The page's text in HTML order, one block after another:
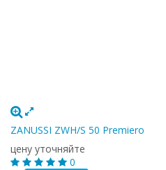
ZANUSSI ZWH/S 50 Premiero
цену уточняйте
0